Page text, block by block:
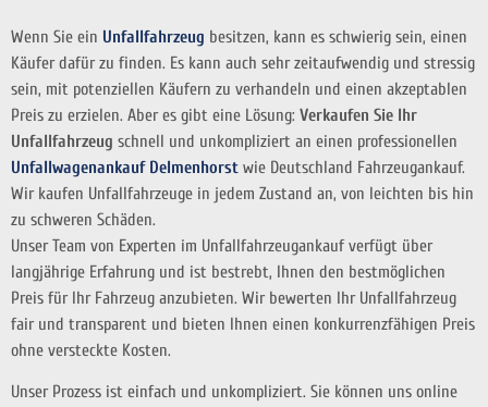
Wenn Sie ein Unfallfahrzeug besitzen, kann es schwierig sein, einen
Käufer dafür zu finden. Es kann auch sehr zeitaufwendig und stressig
sein, mit potenziellen Käufern zu verhandeln und einen akzeptablen
Preis zu erzielen. Aber es gibt eine Lösung: Verkaufen Sie Ihr
Unfallfahrzeug schnell und unkompliziert an einen professionellen
Unfallwagenankauf Delmenhorst wie Deutschland Fahrzeugankauf.
Wir kaufen Unfallfahrzeuge in jedem Zustand an, von leichten bis hin
zu schweren Schäden.
Unser Team von Experten im Unfallfahrzeugankauf verfügt über
langjährige Erfahrung und ist bestrebt, Ihnen den bestmöglichen
Preis für Ihr Fahrzeug anzubieten. Wir bewerten Ihr Unfallfahrzeug
fair und transparent und bieten Ihnen einen konkurrenzfähigen Preis
ohne versteckte Kosten.
Unser Prozess ist einfach und unkompliziert. Sie können uns online